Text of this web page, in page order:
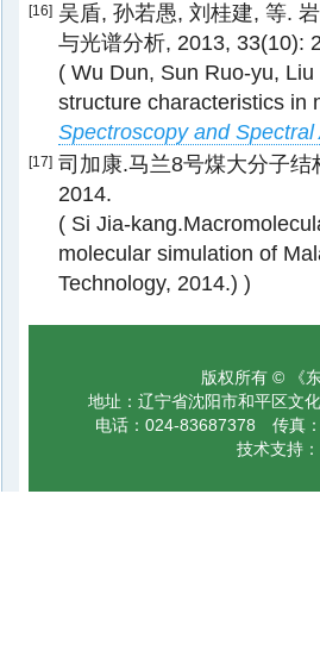
[16] 吴盾, 孙若愚, 刘桂建, 等.
与光谱分析, 2013, 33(10):
( Wu Dun, Sun Ruo-yu,
structure characteristics in
Spectroscopy and Spectral
[17] 司加康.马兰8号煤大分子
2014.
( Si Jia-
molecular simulation of
Technology, 2014.) )